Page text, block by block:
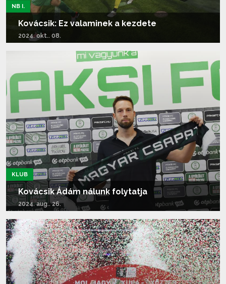
NB I.
Kovácsik: Ez valaminek a kezdete
2024. okt.. 08.
Tovább olvasom...
KLUB
Kovácsik Ádám nálunk folytatja
2024. aug.. 26.
Tovább olvasom...